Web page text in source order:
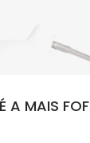
A MAIS